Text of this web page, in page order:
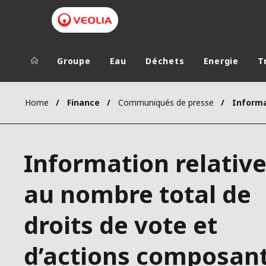
Groupe Veolia
CAMPUS
FONDATION
INSTITUT
Dans le
AMÉRIQUE
Groupe Eau Déchets Energie
Home Finance Communiqués de presse
Information relative
au nombre total de
droits de vote et
d’actions